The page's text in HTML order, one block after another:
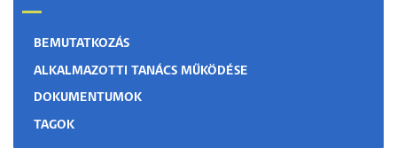
BEMUTATKOZÁS
ALKALMAZOTTI TANÁCS MŰKÖDÉSE
DOKUMENTUMOK
TAGOK